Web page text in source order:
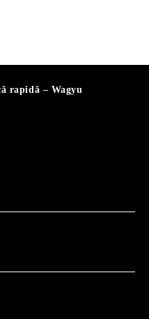
rapidă – Wagyu